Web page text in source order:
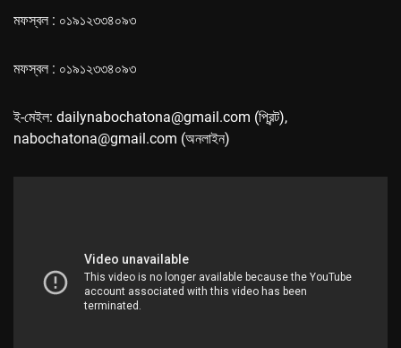
মফস্বল : ০১৯১২৩৩৪০৯৩
মফস্বল : ০১৯১২৩৩৪০৯৩
ই-মেইল: dailynabochatona@gmail.com (প্রিন্ট),
nabochatona@gmail.com (অনলাইন)